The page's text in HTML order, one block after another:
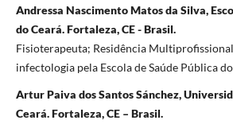
Andressa Nascimento Matos da Silva,
do Ceará. Fortaleza, CE - Brasil.
Fisioterapeuta; Residência
infectologia pela Escola de Saúde Pública
Artur Paiva dos Santos Sánchez,
Ceará. Fortaleza, CE – Brasil.